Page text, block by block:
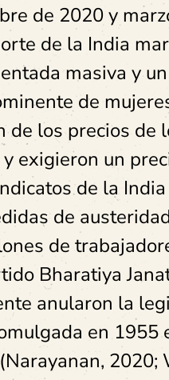
de 2020 y
de la India
masiva y
de
de los precios de
exigieron un
de la
de
de
Bharatiya
anularon la
en 1955
2020;